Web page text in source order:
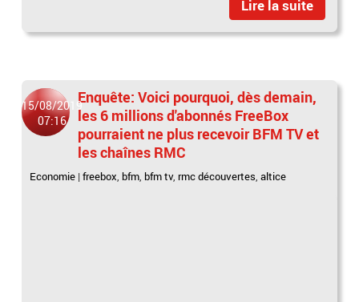
Lire la suite
15/08/2019
07:16
Enquête: Voici pourquoi, dès demain,
les 6 millions d'abonnés FreeBox
pourraient ne plus recevoir BFM TV et
les chaînes RMC
Economie |freebox, bfm, bfm tv, rmc découvertes,altice